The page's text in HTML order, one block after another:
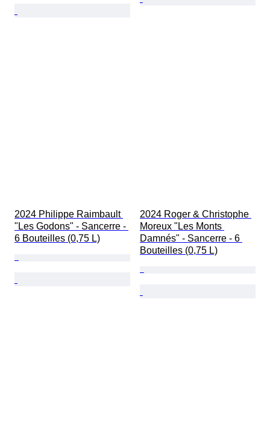
2024 Philippe Raimbault
"Les Godons" - Sancerre -
6 Bouteilles (0,75 L)
2024 Roger & Christophe
Moreux "Les Monts
Damnés" - Sancerre - 6
Bouteilles (0,75 L)